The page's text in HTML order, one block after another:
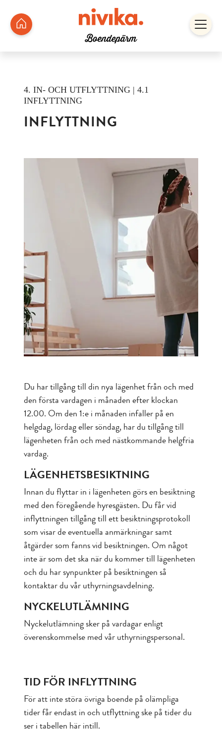
4. IN- OCH UTFLYTTNING | 4.1
INFLYTTNING
INFLYTTNING
Du har tillgång till din nya lägenhet från och med
den första vardagen i månaden efter klockan
12.00. Om den 1:e i månaden infaller på en
helgdag, lördag eller söndag, har du tillgång till
lägenheten från och med nästkommande helgfria
vardag.
LÄGENHETSBESIKTNING
Innan du flyttar in i lägenheten görs en besiktning
med den föregående hyresgästen. Du får vid
inflyttningen tillgång till ett besiktningsprotokoll
som visar de eventuella anmärkningar samt
åtgärder som fanns vid besiktningen. Om något
inte är som det ska när du kommer till lägenheten
och du har synpunkter på besiktningen så
kontaktar du vår uthyrningsavdelning.
NYCKELUTLÄMNING
Nyckelutlämning sker på vardagar enligt
överenskommelse med vår uthyrningspersonal.
TID FÖR INFLYTTNING
För att inte störa övriga boende på olämpliga
tider får endast in och utflyttning ske på tider du
ser i tabellen här intill.